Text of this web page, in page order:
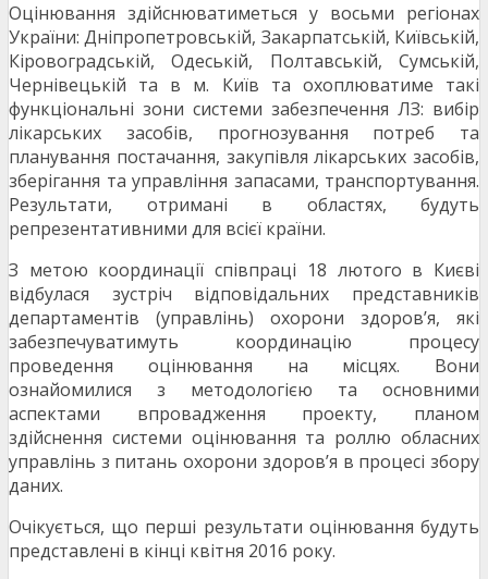
Оцінювання здійснюватиметься у восьми регіонах
України: Дніпропетровській, Закарпатській, Київській,
Кіровоградській, Одеській, Полтавській, Сумській,
Чернівецькій та в м. Київ та охоплюватиме такі
функціональні зони системи забезпечення ЛЗ: вибір
лікарських засобів, прогнозування потреб та
планування постачання, закупівля лікарських засобів,
зберігання та управління запасами, транспортування.
Результати, отримані в областях, будуть
репрезентативними для всієї країни.
З метою координації співпраці 18 лютого в Києві
відбулася зустріч відповідальних представників
департаментів (управлінь) охорони здоров’я, які
забезпечуватимуть координацію процесу
проведення оцінювання на місцях. Вони
ознайомилися з методологією та основними
аспектами впровадження проекту, планом
здійснення системи оцінювання та роллю обласних
управлінь з питань охорони здоров’я в процесі збору
даних.
Очікується, що перші результати оцінювання будуть
представлені в кінці квітня 2016 року.